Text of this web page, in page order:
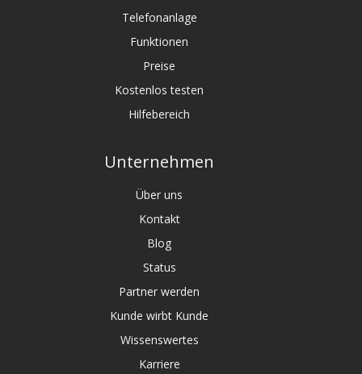
Telefonanlage
Funktionen
Preise
Kostenlos testen
Hilfebereich
Unternehmen
Über uns
Kontakt
Blog
Status
Partner werden
Kunde wirbt Kunde
Wissenswertes
Karriere